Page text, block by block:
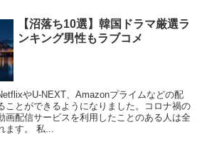
【沼落ち10選】韓国ドラマ厳選ラ
ンキング男性もラブコメ
やU-NEXT、Amazonプライムなどの配
ことができるようになりました。コロナ禍の
画配信サービスを利用したことのある人は全
ます。 私...